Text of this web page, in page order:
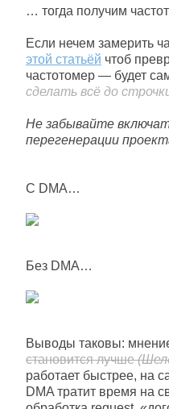
… тогда получим
Если нечем замерить
этой статьёй чтоб
частотомер — будет
сделать всё до
Не забывайте
перегенерации
С DMA…
Без DMA…
Выводы таковы:
становится лучше
работает быстрее, на
DMA тратит время на